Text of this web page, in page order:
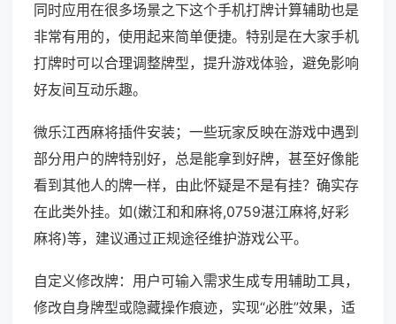
同时应用在很多场景之下这个手机打牌计算辅助也是
非常有用的，使用起来简单便捷。特别是在大家手机
打牌时可以合理调整牌型，提升游戏体验，避免影响
好友间互动乐趣。
微乐江西麻将插件安装；一些玩家反映在游戏中遇到
部分用户的牌特别好，总是能拿到好牌，甚至好像能
看到其他人的牌一样，由此怀疑是不是有挂？确实存
在此类外挂。如(嫩江和和麻将,0759湛江麻将,好彩
麻将)等，建议通过正规途径维护游戏公平。
自定义修改牌：用户可输入需求生成专用辅助工具，
修改自身牌型或隐藏操作痕迹，实现“必胜”效果，适